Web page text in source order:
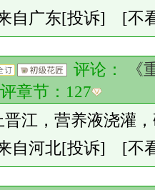
自广东[投诉] [不
评论：
《
章节： 127
江，营养液浇灌
自河北[投诉] [不